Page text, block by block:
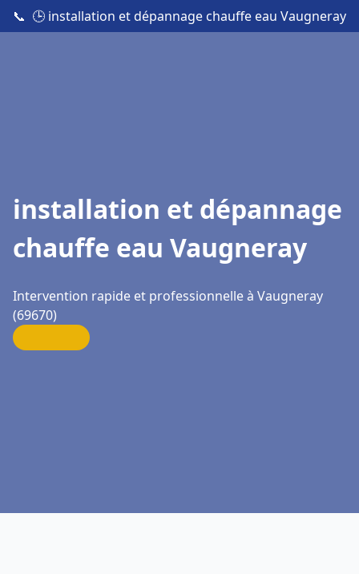
📞 🕒 installation et dépannage chauffe eau Vaugneray
installation et dépannage
chauffe eau Vaugneray
Intervention rapide et professionnelle à Vaugneray
(69670)